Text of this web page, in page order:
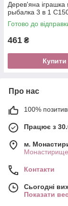
Дерев'яна іграшка
рыбалка 3 в 1
Готово до
461 ₴
Купити
Про нас
100%
Працює з
м.
Контакти
Сьогодні
Показати